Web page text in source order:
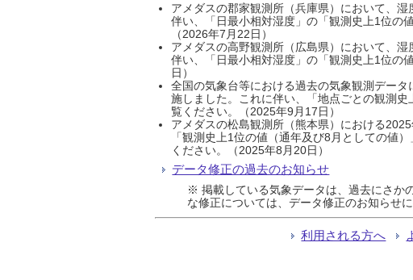
アメダスの郡家観測所（兵庫県）において、
伴い、「日最小相対湿度」の「観測史上1位の
（2026年7月22日）
アメダスの高野観測所（広島県）において、
伴い、「日最小相対湿度」の「観測史上1位の
日）
全国の気象台等における過去の気象観測デー
施しました。これに伴い、「地点ごとの観測
覧ください。（2025年9月17日）
アメダスの松島観測所（熊本県）における
「観測史上1位の値（通年及び8月としての値
ください。（2025年8月20日）
データ修正の過去のお知らせ
※ 掲載している気象データは、過去にさか
な修正については、データ修正のお知らせに
利用される方へ